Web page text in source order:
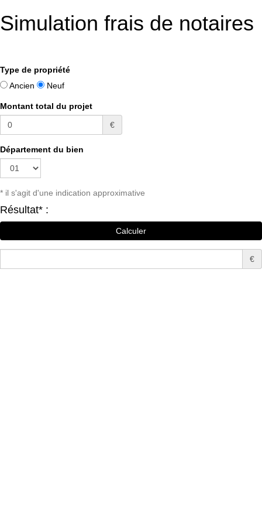
Simulation frais de notaires
Type de propriété
Ancien
Neuf
Montant total du projet
€
Département du bien
* il s'agit d'une indication approximative
Résultat* :
€